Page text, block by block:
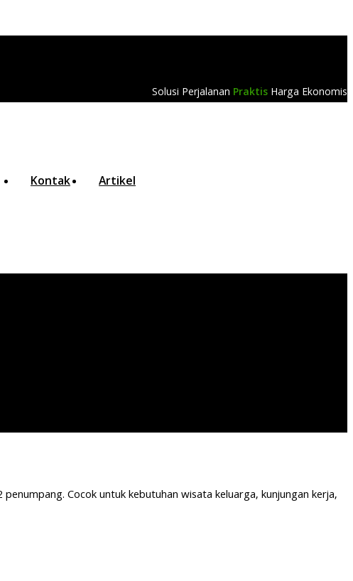
Solusi Perjalanan Praktis Harga Ekonomis
Kontak Artikel
Cocok untuk kebutuhan wisata keluarga, kunjungan kerja,